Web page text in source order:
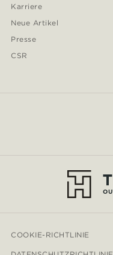
Karriere
Neue Artikel
Presse
CSR
COOKIE-RICHTLINIE